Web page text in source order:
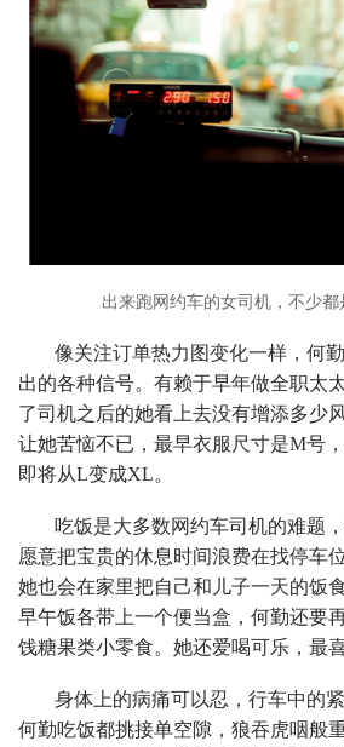
出来跑网约车的女司机，不少都
像关注订单热力图变化一样，何
出的各种信号。有赖于早年做全职太
了司机之后的她看上去没有增添多少
让她苦恼不已，最早衣服尺寸是M号
即将从L变成XL。
吃饭是大多数网约车司机的难题
愿意把宝贵的休息时间浪费在找停车
她也会在家里把自己和儿子一天的饭
早午饭各带上一个便当盒，何勤还要
饯糖果类小零食。她还爱喝可乐，最
身体上的病痛可以忍，行车中的
何勤吃饭都挑接单空隙，狼吞虎咽般